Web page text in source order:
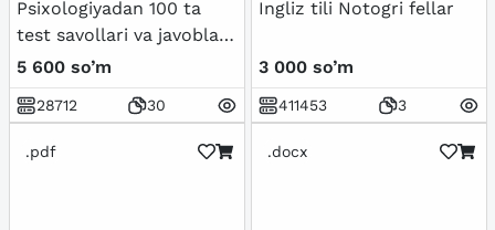
Psixologiyadan 100 ta
test savollari va javoblari
bilan birgalikda
5 600 so’m
28712 30
Ingliz tili Notogri fellar
3 000 so’m
411453 3
.pdf .docx